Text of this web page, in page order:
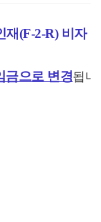
재(F-2-R) 비자
금으로 변경됩니